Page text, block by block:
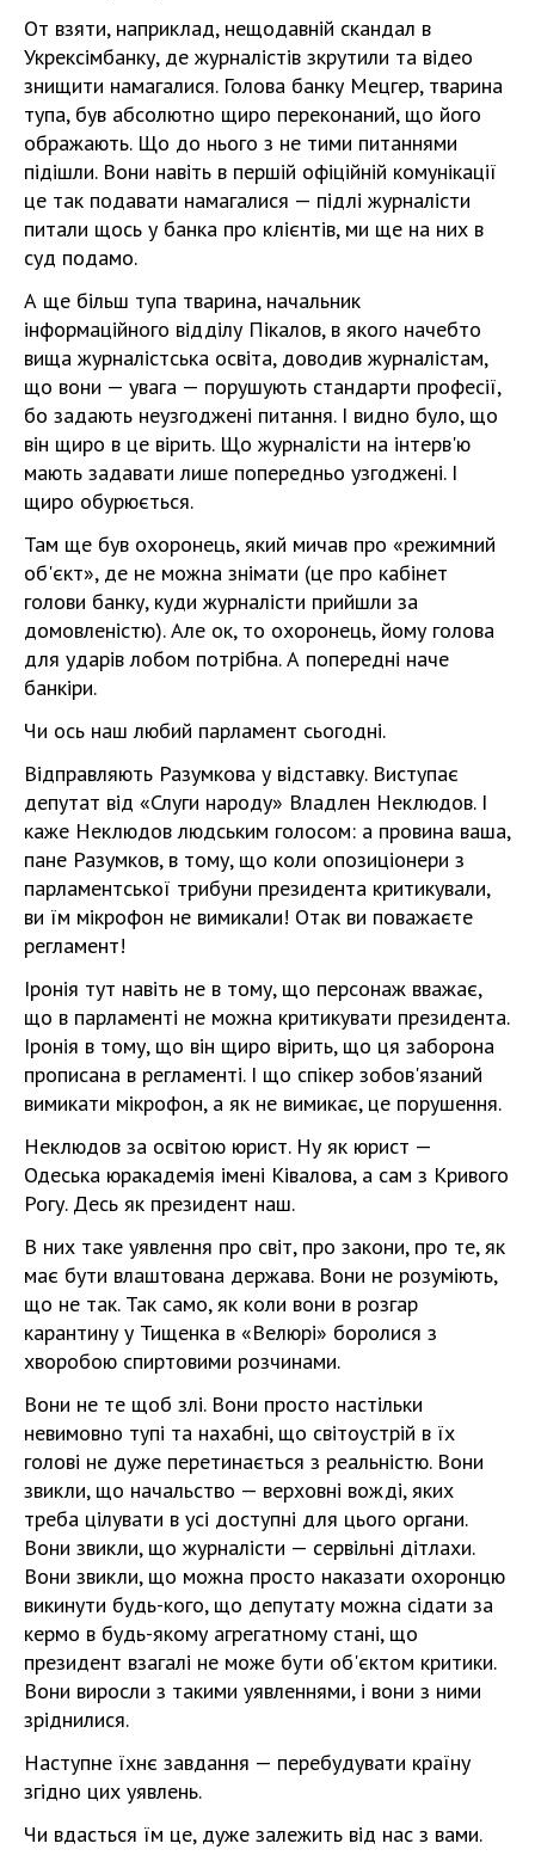
От взяти, наприклад, нещодавній скандал в
Укрексімбанку, де журналістів зкрутили та відео
знищити намагалися. Голова банку Мецгер, тварина
тупа, був абсолютно щиро переконаний, що його
ображають. Що до нього з не тими питаннями
підішли. Вони навіть в першій офіційній комунікації
це так подавати намагалися — підлі журналісти
питали щось у банка про клієнтів, ми ще на них в
суд подамо.
А ще більш тупа тварина, начальник
інформаційного відділу Пікалов, в якого начебто
вища журналістська освіта, доводив журналістам,
що вони — увага — порушують стандарти професії,
бо задають неузгоджені питання. І видно було, що
він щиро в це вірить. Що журналісти на інтерв'ю
мають задавати лише попередньо узгоджені. І
щиро обурюється.
Там ще був охоронець, який мичав про «режимний
об'єкт», де не можна знімати (це про кабінет
голови банку, куди журналісти прийшли за
домовленістю). Але ок, то охоронець, йому голова
для ударів лобом потрібна. А попередні наче
банкіри.
Чи ось наш любий парламент сьогодні.
Відправляють Разумкова у відставку. Виступає
депутат від «Слуги народу» Владлен Неклюдов. І
каже Неклюдов людським голосом: а провина ваша,
пане Разумков, в тому, що коли опозиціонери з
парламентської трибуни президента критикували,
ви їм мікрофон не вимикали! Отак ви поважаєте
регламент!
Іронія тут навіть не в тому, що персонаж вважає,
що в парламенті не можна критикувати президента.
Іронія в тому, що він щиро вірить, що ця заборона
прописана в регламенті. І що спікер зобов'язаний
вимикати мікрофон, а як не вимикає, це порушення.
Неклюдов за освітою юрист. Ну як юрист —
Одеська юракадемія імені Ківалова, а сам з Кривого
Рогу. Десь як президент наш.
В них таке уявлення про світ, про закони, про те, як
має бути влаштована держава. Вони не розуміють,
що не так. Так само, як коли вони в розгар
карантину у Тищенка в «Велюрі» боролися з
хворобою спиртовими розчинами.
Вони не те щоб злі. Вони просто настільки
невимовно тупі та нахабні, що світоустрій в їх
голові не дуже перетинається з реальністю. Вони
звикли, що начальство — верховні вожді, яких
треба цілувати в усі доступні для цього органи.
Вони звикли, що журналісти — сервільні дітлахи.
Вони звикли, що можна просто наказати охоронцю
викинути будь-кого, що депутату можна сідати за
кермо в будь-якому агрегатному стані, що
президент взагалі не може бути об'єктом критики.
Вони виросли з такими уявленнями, і вони з ними
зріднилися.
Наступне їхнє завдання — перебудувати країну
згідно цих уявлень.
Чи вдасться їм це, дуже залежить від нас з вами.